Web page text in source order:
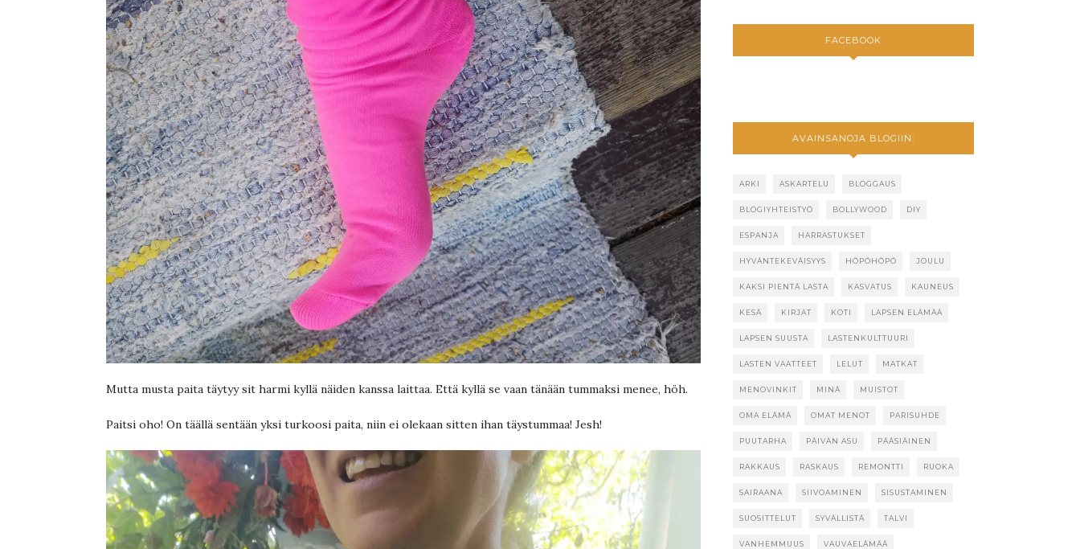
Mutta musta paita täytyy sit harmi kyllä näiden kanssa laittaa. Että kyllä se vaan tänään tummaksi menee, höh.
Paitsi oho! On täällä sentään yksi turkoosi paita, niin ei olekaan sitten ihan täystummaa! Jesh!
FACEBOOK
AVAINSANOJA BLOGIIN:
ARKI ASKARTELU BLOGGAUS
BLOGIYHTEISTYÖ BOLLYWOOD DIY
ESPANJA HARRASTUKSET
HYVÄNTEKEVÄISYYS HÖPÖHÖPÖ JOULU
KAKSI PIENTÄ LASTA KASVATUS KAUNEUS
KESÄ KIRJAT KOTI LAPSEN ELÄMÄÄ
LAPSEN SUUSTA LASTENKULTTUURI
LASTEN VAATTEET LELUT MATKAT
MENOVINKIT MINÄ MUISTOT
OMA ELÄMÄ OMAT MENOT PARISUHDE
PUUTARHA PÄIVÄN ASU PÄÄSIÄINEN
RAKKAUS RASKAUS REMONTTI RUOKA
SAIRAANA SIIVOAMINEN SISUSTAMINEN
SUOSITTELUT SYVÄLLISTÄ TALVI
VANHEMMUUS VAUVAELÄMÄÄ